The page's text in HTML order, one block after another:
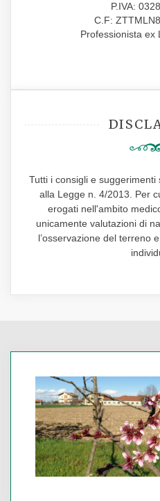
P.IVA:
C.F:
Professionista ex
Tutti i consigli e
alla Legge n. 4/2013. Per
erogati nell'ambito
unicamente valutazioni di
l’osservazione del terreno